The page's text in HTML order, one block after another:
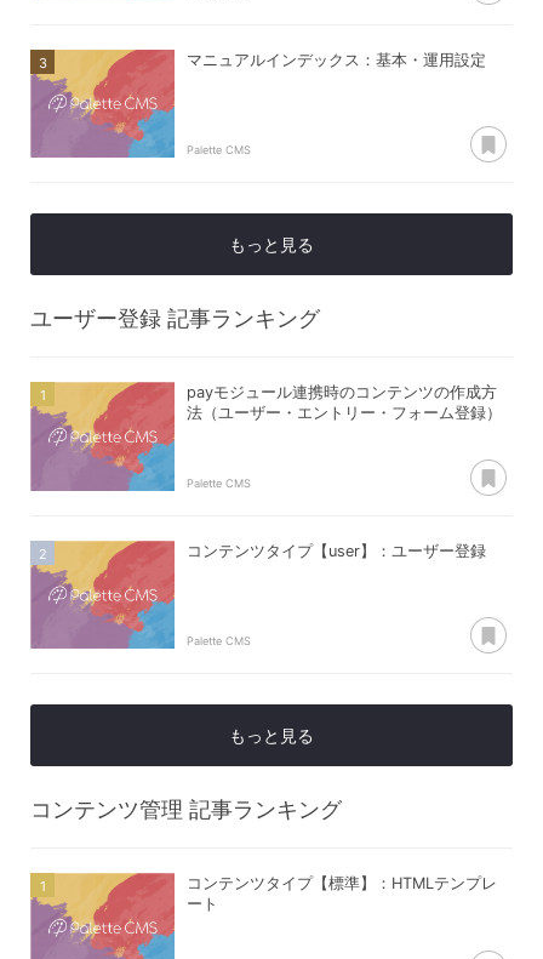
マニュアルインデックス：基本・運用設定
Palette CMS
もっと見る
ユーザー登録 記事ランキング
payモジュール連携時のコンテンツの作成方
法（ユーザー・エントリー・フォーム登録）
Palette CMS
コンテンツタイプ【user】：ユーザー登録
Palette CMS
もっと見る
コンテンツ管理 記事ランキング
コンテンツタイプ【標準】：HTMLテンプレ
ート